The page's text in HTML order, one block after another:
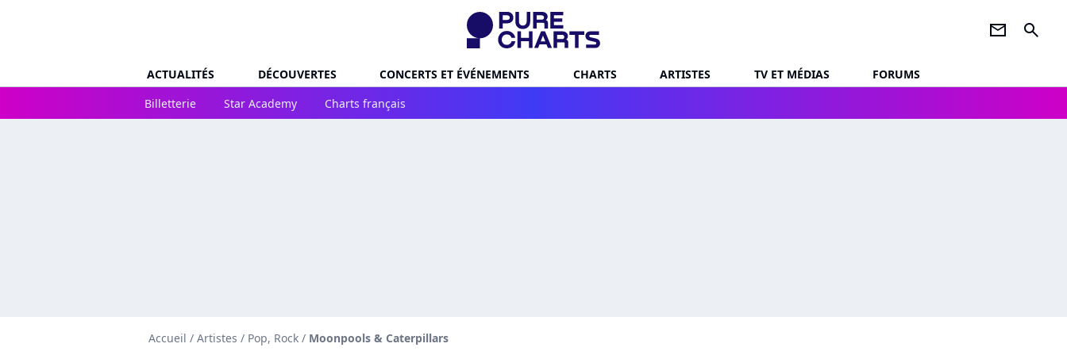
newsletter search
ACTUALITÉS DÉCOUVERTES CONCERTS ET ÉVÉNEMENTS CHARTS ARTISTES TV ET MÉDIAS
FORUMS
Billetterie
Star Academy Charts français
Accueil / Artistes / Pop, Rock / Moonpools & Caterpillars